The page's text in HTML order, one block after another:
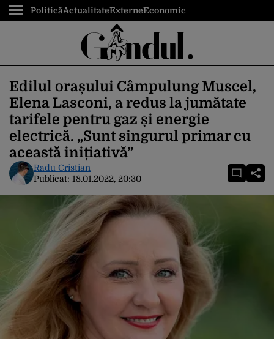
PoliticăActualitateExterneEconomic
Edilul orașului Câmpulung Muscel,
Elena Lasconi, a redus la jumătate
tarifele pentru gaz și energie
electrică. „Sunt singurul primar cu
această inițiativă”
Radu Cristian
Publicat: 18.01.2022, 20:30